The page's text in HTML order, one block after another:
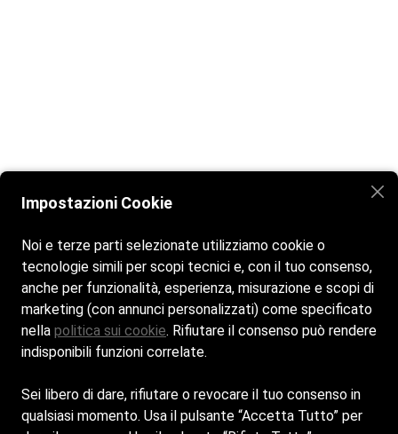
Home La Spiaggia Il Bar Contatti
Impostazioni Cookie
Noi e terze parti selezionate utilizziamo cookie o
tecnologie simili per scopi tecnici e, con il tuo consenso,
anche per funzionalità, esperienza, misurazione e scopi di
marketing (con annunci personalizzati) come specificato
nella politica sui cookie. Rifiutare il consenso può rendere
indisponibili funzioni correlate.
Sei libero di dare, rifiutare o revocare il tuo consenso in
qualsiasi momento. Usa il pulsante “Accetta Tutto” per